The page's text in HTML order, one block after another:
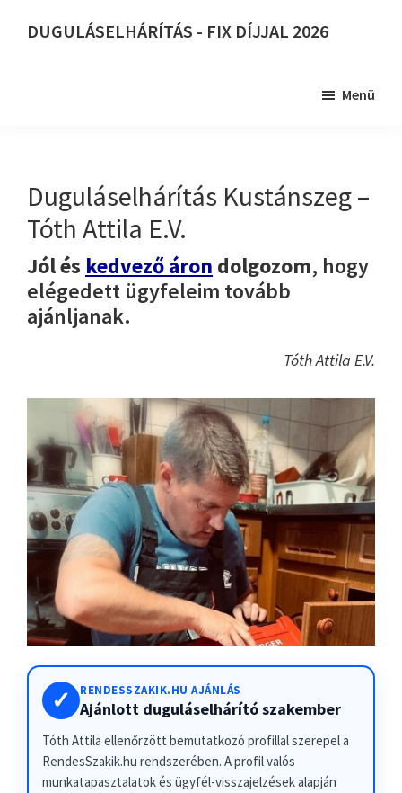
DUGULÁSELHÁRÍTÁS - FIX DÍJJAL 2026
Menü
Duguláselhárítás Kustánszeg –
Tóth Attila E.V.
Jól és kedvező áron dolgozom, hogy
elégedett ügyfeleim tovább
ajánljanak.
Tóth Attila E.V.
✓ RENDESSZAKIK.HU AJÁNLÁS
Ajánlott duguláselhárító szakember
Tóth Attila ellenőrzött bemutatkozó profillal szerepel a
RendesSzakik.hu rendszerében. A profil valós
munkatapasztalatok és ügyfél-visszajelzések alapján